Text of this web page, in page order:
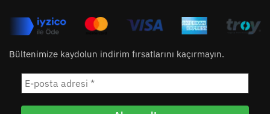
Bültenimize kaydolun indirim fırsatlarını kaçırmayın.